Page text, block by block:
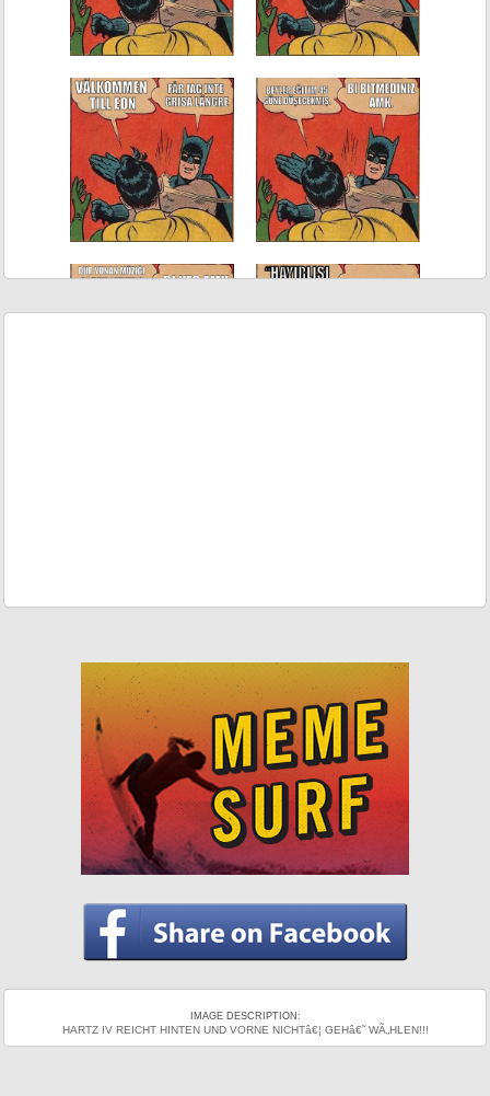
IMAGE DESCRIPTION:
HARTZ IV REICHT HINTEN UND VORNE NICHTâ€¦ GEHâ€˜ WÃ„HLEN!!!